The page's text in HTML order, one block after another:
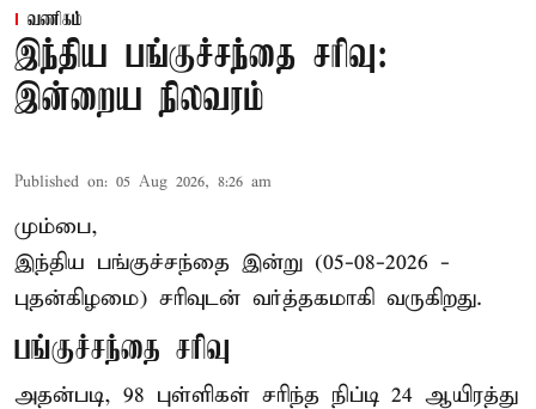
வணிகம்
இந்திய பங்குச்சந்தை சரிவு:
இன்றைய நிலவரம்
Published on: 05 Aug 2026, 8:26 am
மும்பை,
இந்திய பங்குச்சந்தை இன்று (05-08-2026 -
புதன்கிழமை) சரிவுடன் வர்த்தகமாகி வருகிறது.
பங்குச்சந்தை சரிவு
அதன்படி, 98 புள்ளிகள் சரிந்த நிப்டி 24 ஆயிரத்து